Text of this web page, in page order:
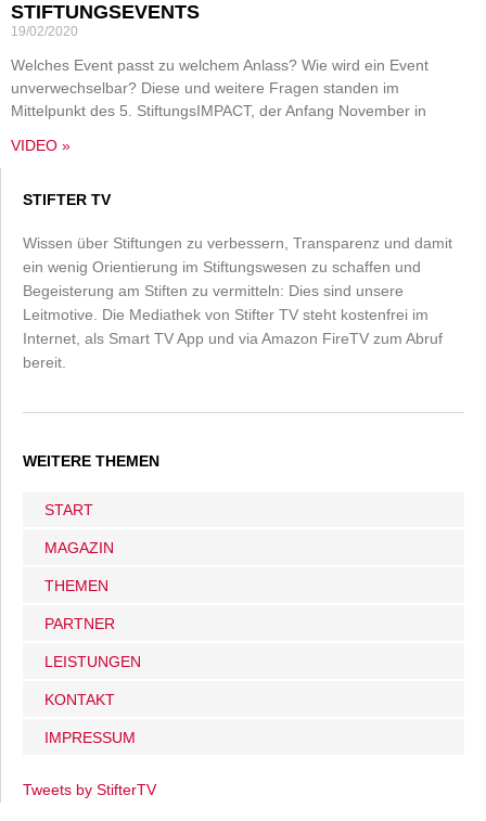
STIFTUNGSEVENTS
19/02/2020
Welches Event passt zu welchem Anlass? Wie wird ein Event
unverwechselbar? Diese und weitere Fragen standen im
Mittelpunkt des 5. StiftungsIMPACT, der Anfang November in
VIDEO »
STIFTER TV
Wissen über Stiftungen zu verbessern, Transparenz und damit
ein wenig Orientierung im Stiftungswesen zu schaffen und
Begeisterung am Stiften zu vermitteln: Dies sind unsere
Leitmotive. Die Mediathek von Stifter TV steht kostenfrei im
Internet, als Smart TV App und via Amazon FireTV zum Abruf
bereit.
WEITERE THEMEN
START
MAGAZIN
THEMEN
PARTNER
LEISTUNGEN
KONTAKT
IMPRESSUM
Tweets by StifterTV